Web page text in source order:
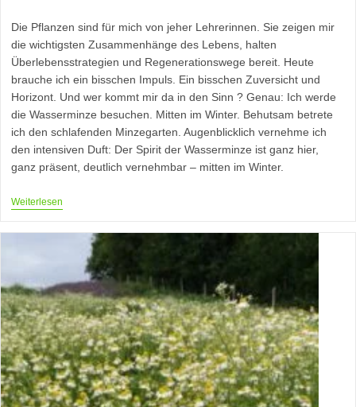
Die Pflanzen sind für mich von jeher Lehrerinnen. Sie zeigen mir
die wichtigsten Zusammenhänge des Lebens, halten
Überlebensstrategien und Regenerationswege bereit. Heute
brauche ich ein bisschen Impuls. Ein bisschen Zuversicht und
Horizont. Und wer kommt mir da in den Sinn ? Genau: Ich werde
die Wasserminze besuchen. Mitten im Winter. Behutsam betrete
ich den schlafenden Minzegarten. Augenblicklich vernehme ich
den intensiven Duft: Der Spirit der Wasserminze ist ganz hier,
ganz präsent, deutlich vernehmbar – mitten im Winter.
WeiterlesenVolle
Gespräch
Mit
Der
Wasserminze